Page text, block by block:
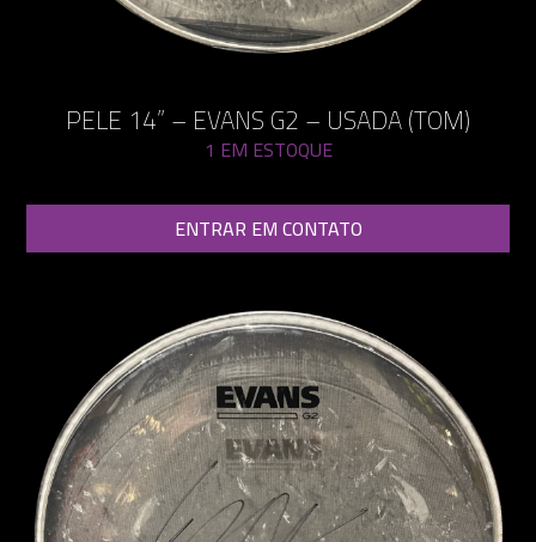
PELE 14” – EVANS G2 – USADA (TOM)
1 EM ESTOQUE
ENTRAR EM CONTATO